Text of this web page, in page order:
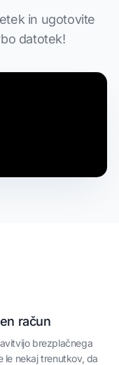
in ugotovite
datotek!
račun
brezplačnega
le nekaj trenutkov, da